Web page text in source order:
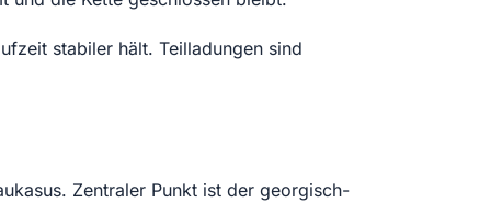
stabiler hält. Teilladungen sind
Zentraler Punkt ist der georgisch-